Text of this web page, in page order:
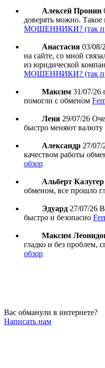
Алексей Пронин
доверять можно.
МОШЕННИКИ? (так
Анастасия 03/08/
на сайте, со мной
из юридической
МОШЕННИКИ? (так
Максим 31/07/26
помогли с обменом
Леня 29/07/26
быстро меняют валюту
Александр 27/07/
качеством работы
обзор
Альберт Калугер
обменом, все прошло
Эдуард 27/07/26
быстро и безопасно
Максим
гладко и без проблем,
обзор
Вас обманули в интернете?
Написать нам